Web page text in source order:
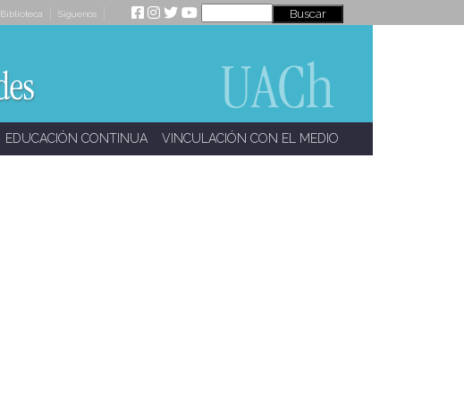
Biblioteca Síguenos
EDUCACIÓN CONTINUA VINCULACIÓN CON EL MEDIO